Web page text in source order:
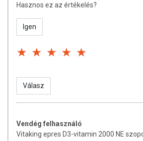
összetevők bármelyikére érzékeny vagy
elzárva tartandó!
Hasznos ez az értékelés?
Igen
Válasz
Vendég felhasználó
Vitaking epres D3-vitamin 2000 NE